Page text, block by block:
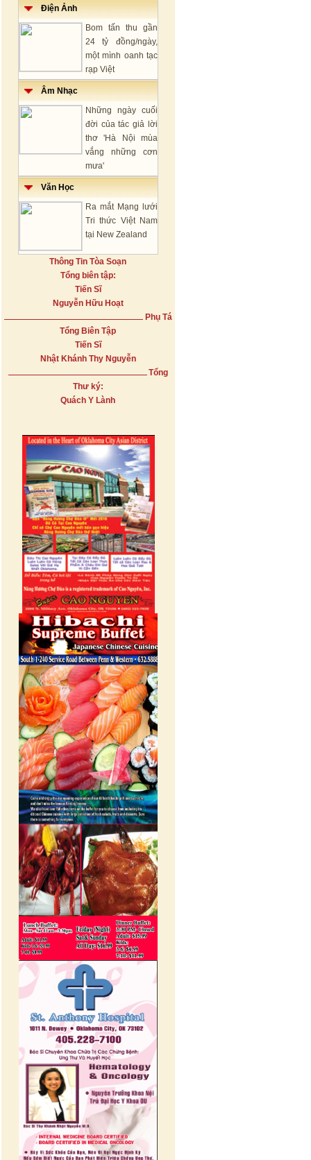
Điện Ảnh
Bom tấn thu gần
24 tỷ đồng/ngày,
một mình oanh tạc
rạp Việt
Âm Nhạc
Những ngày cuối
đời của tác giả lời
thơ 'Hà Nội mùa
vắng những cơn
mưa'
Văn Học
Ra mắt Mạng lưới
Tri thức Việt Nam
tại New Zealand
Thông Tin Tòa Soạn
Tổng biên tập:
Tiến Sĩ
Nguyễn Hữu Hoạt
Phụ Tá
Tổng Biên Tập
Tiến Sĩ
Nhật Khánh Thy Nguyễn
Tổng
Thư ký:
Quách Y Lành